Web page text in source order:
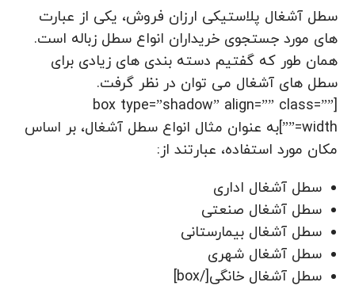
سطل آشغال پلاستیکی ارزان فروش، یکی از عبارت
های مورد جستجوی خریداران انواع سطل زباله است.
همان طور که گفتیم دسته بندی های زیادی برای
سطل های آشغال می توان در نظر گرفت.
[box type=”shadow” align=”” class=””
width=””]به عنوان مثال انواع سطل آشغال، بر اساس
مکان مورد استفاده، عبارتند از:
سطل آشغال اداری
سطل آشغال صنعتی
سطل آشغال بیمارستانی
سطل آشغال شهری
سطل آشغال خانگی[/box]